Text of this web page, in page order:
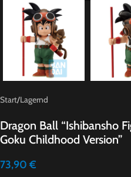
Start/Lagernd
Dragon Ball “Ishibansho
Goku Childhood Version”
73,90 €